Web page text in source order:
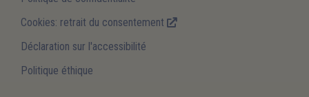
Cookies: retrait du consentement
Déclaration sur l'accessibilité
Politique éthique